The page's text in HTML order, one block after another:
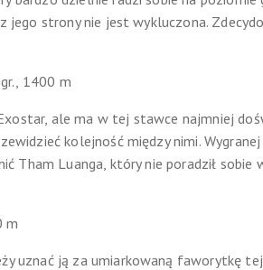
jego strony nie jest wykluczona.
1400 m
ale ma w tej stawce najmniej
kolejność między nimi.
Tham Luanga, który nie poradził
m
uznać ją za umiarkowaną faworytkę